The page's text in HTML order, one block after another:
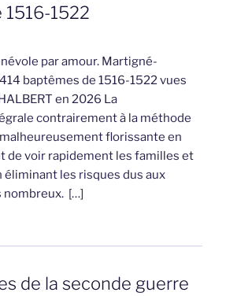
1522
par amour. Martigné-
baptêmes de 1516-1522 vues
en 2026 La
contrairement à la méthode
florissante en
de voir rapidement les familles et
les risques dus aux
nombreux. […]
de la seconde guerre